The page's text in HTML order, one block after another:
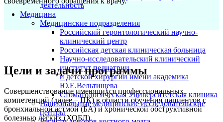
деятельность
Медицина
Медицинские подразделения
Российский геронтологический научно-
клинический центр
Российская детская клиническая больница
Научно-исследовательский клинический
институт педиатрии
и детской хирургии имени академика
Ю.Е.Вельтищева
Стоматологическая Университетская клиника
Национальные медицинские исследовательские
центры
Цели и задачи программы
Совершенствование имеющихся профессиональных
компетенций (далее – ПК) в области обучения пациентов с
бронхиальной астмой (БА) и хронической обструктивной
болезнью легких (ХОБЛ).